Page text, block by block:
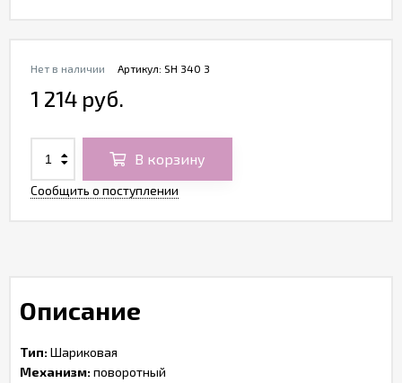
Артикул: SH 340 3
Нет в наличии
1 214 руб.
В корзину
Сообщить о поступлении
Описание
Тип:Шариковая
Механизм:поворотный